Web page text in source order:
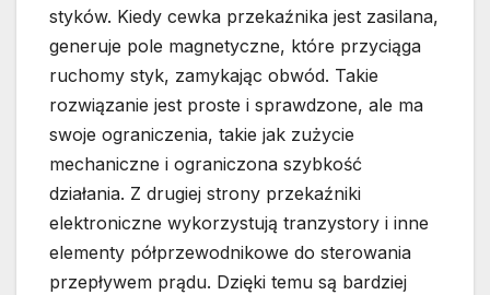
styków. Kiedy cewka przekaźnika jest zasilana,
generuje pole magnetyczne, które przyciąga
ruchomy styk, zamykając obwód. Takie
rozwiązanie jest proste i sprawdzone, ale ma
swoje ograniczenia, takie jak zużycie
mechaniczne i ograniczona szybkość
działania. Z drugiej strony przekaźniki
elektroniczne wykorzystują tranzystory i inne
elementy półprzewodnikowe do sterowania
przepływem prądu. Dzięki temu są bardziej